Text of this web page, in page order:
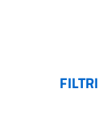
FILTRI